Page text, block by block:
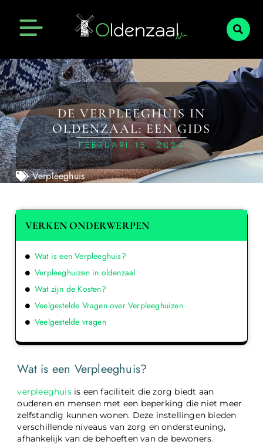
DE VERPLEEGHUIS IN
OLDENZAAL: EEN GIDS
FEBRUARI 15, 2024
Verpleeghuis
Wat is een Verpleeghuis?
verpleeghuisis een faciliteit die zorg biedt aan
ouderen en mensen met een beperking die niet meer
zelfstandig kunnen wonen. Deze instellingen bieden
verschillende niveaus van zorg en ondersteuning,
afhankelijk van de behoeften van de bewoners.
VERKEN ONDERWERPEN
Wat is een Verpleeghuis?
Verpleeghuizen in oldenzaal
Wat zijn de Kosten?
Veelgestelde Vragen over Verpleeghuizen
Veelgestelde vragen